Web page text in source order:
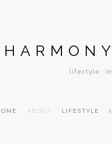
lifestyle ·
ABOUT LIFESTYLE